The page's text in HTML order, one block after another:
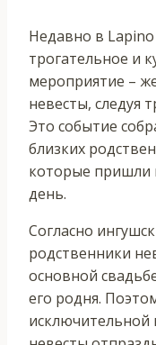
Недавно в
трогательное и
мероприятие –
невесты, следуя
Это событие
близких
которые пришли
день.
Согласно
родственники
основной
его родня.
исключительной